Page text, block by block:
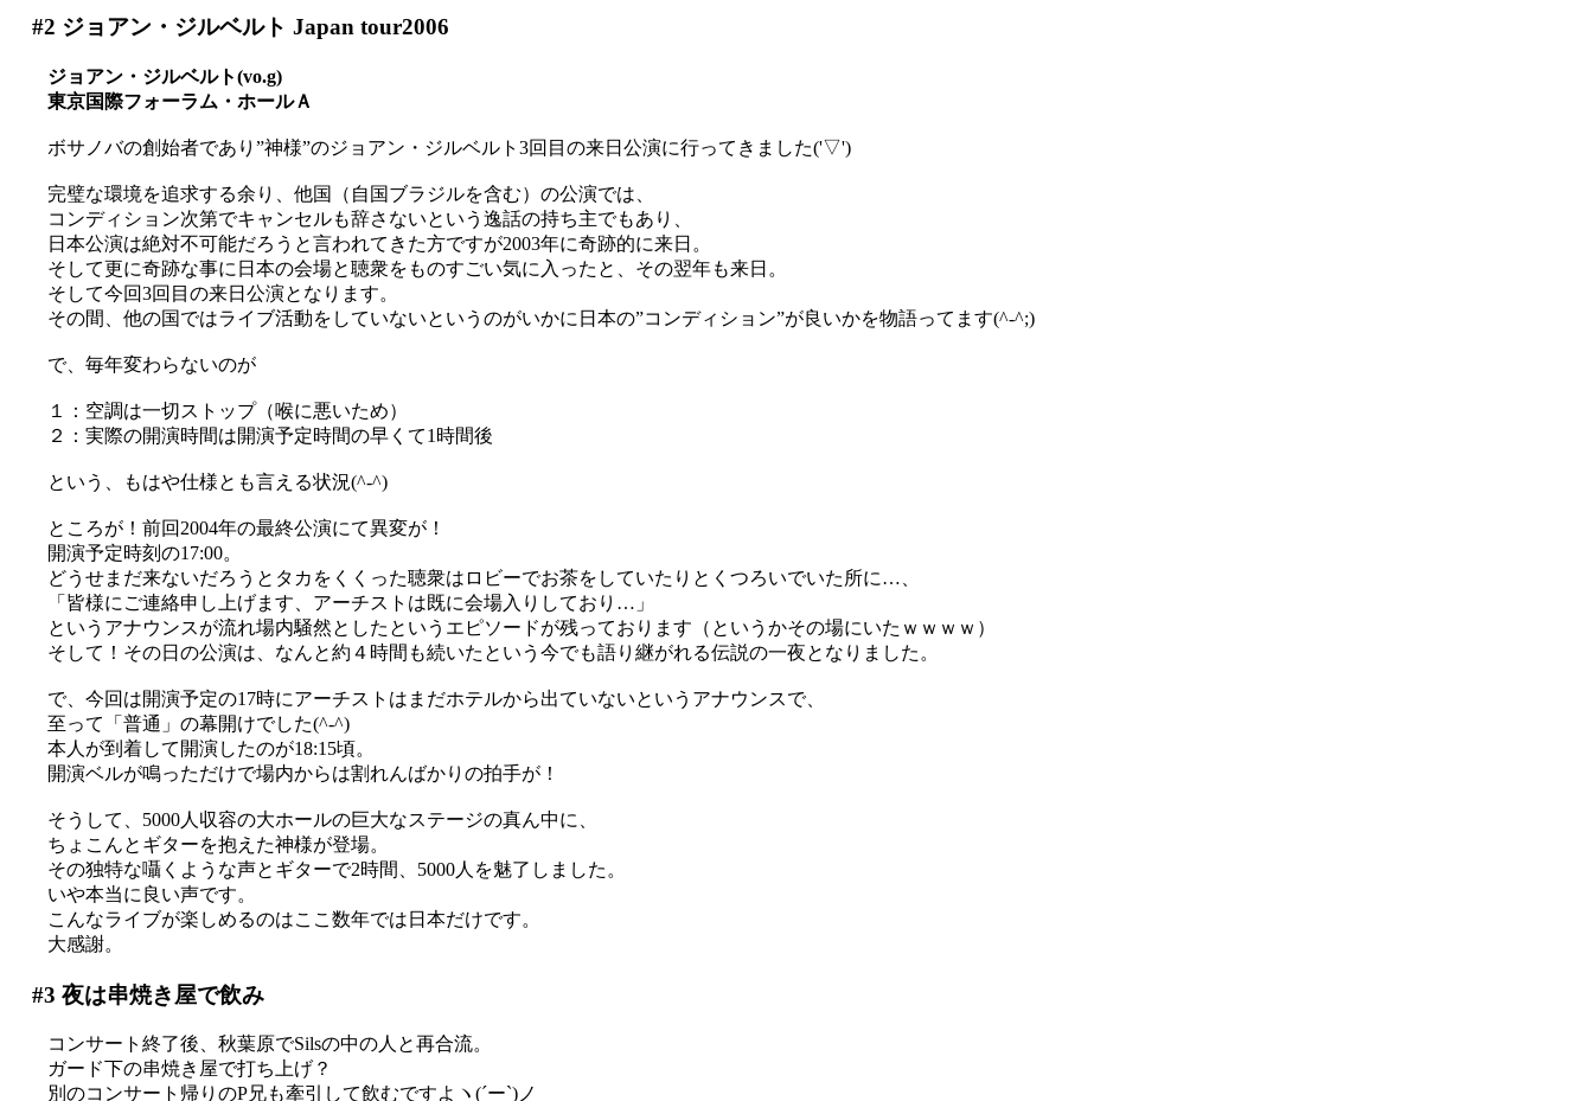
#2 ジョアン・ジルベルト Japan tour2006
ジョアン・ジルベルト(vo.g)
東京国際フォーラム・ホールＡ
ボサノバの創始者であり”神様”のジョアン・ジルベルト3回目の来日公演に行ってきました('▽')
完璧な環境を追求する余り、他国（自国ブラジルを含む）の公演では、
コンディション次第でキャンセルも辞さないという逸話の持ち主でもあり、
日本公演は絶対不可能だろうと言われてきた方ですが2003年に奇跡的に来日。
そして更に奇跡な事に日本の会場と聴衆をものすごい気に入ったと、その翌年も来日。
そして今回3回目の来日公演となります。
その間、他の国ではライブ活動をしていないというのがいかに日本の”コンディション”が良いかを物語ってます(^-^;)
で、毎年変わらないのが
１：空調は一切ストップ（喉に悪いため）
２：実際の開演時間は開演予定時間の早くて1時間後
という、もはや仕様とも言える状況(^-^)
ところが！前回2004年の最終公演にて異変が！
開演予定時刻の17:00。
どうせまだ来ないだろうとタカをくくった聴衆はロビーでお茶をしていたりとくつろいでいた所に…、
「皆様にご連絡申し上げます、アーチストは既に会場入りしており…」
というアナウンスが流れ場内騒然としたというエピソードが残っております（というかその場にいたｗｗｗｗ）
そして！その日の公演は、なんと約４時間も続いたという今でも語り継がれる伝説の一夜となりました。
で、今回は開演予定の17時にアーチストはまだホテルから出ていないというアナウンスで、
至って「普通」の幕開けでした(^-^)
本人が到着して開演したのが18:15頃。
開演ベルが鳴っただけで場内からは割れんばかりの拍手が！
そうして、5000人収容の大ホールの巨大なステージの真ん中に、
ちょこんとギターを抱えた神様が登場。
その独特な囁くような声とギターで2時間、5000人を魅了しました。
いや本当に良い声です。
こんなライブが楽しめるのはここ数年では日本だけです。
大感謝。
#3 夜は串焼き屋で飲み
コンサート終了後、秋葉原でSilsの中の人と再合流。
ガード下の串焼き屋で打ち上げ？
別のコンサート帰りのP兄も牽引して飲むですよヽ(´ー`)ノ